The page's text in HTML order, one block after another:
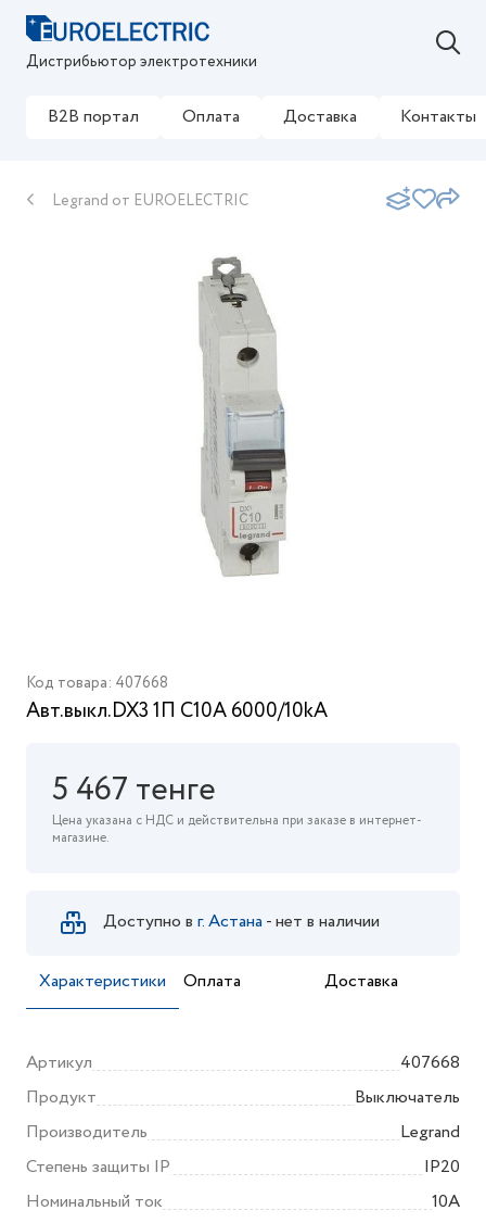
Дистрибьютор электротехники
B2B портал Оплата Доставка Контакты
Legrand от EUROELECTRIC
Код товара: 407668
Авт.выкл.DX3 1П С10A 6000/10kA
5 467 тенге
Цена указана с НДС и действительна при заказе в интернет-
магазине.
Доступно в г. Астана - нет в наличии
Характеристики Оплата Доставка
Артикул
407668
Продукт
Выключатель
Производитель
Legrand
Степень защиты IP
IP20
Номинальный ток
10А